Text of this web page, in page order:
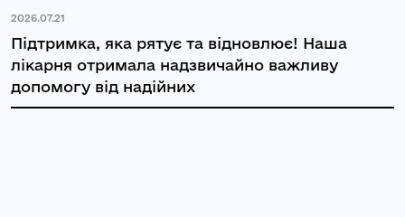
2026.07.21
Підтримка, яка рятує та відновлює! Наша
лікарня отримала надзвичайно важливу
допомогу від надійних